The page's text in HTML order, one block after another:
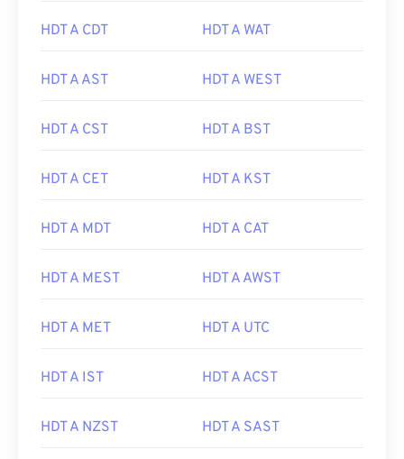
HDT A CDT HDT A WAT
HDT A AST HDT A WEST
HDT A CST HDT A BST
HDT A CET HDT A KST
HDT A MDT HDT A CAT
HDT A MEST HDT A AWST
HDT A MET HDT A UTC
HDT A IST HDT A ACST
HDT A NZST HDT A SAST